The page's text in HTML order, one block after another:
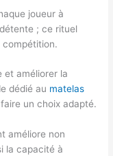
joueur à
; ce rituel
compétition.
et améliorer la
dédié au matelas
un choix adapté.
améliore non
la capacité à